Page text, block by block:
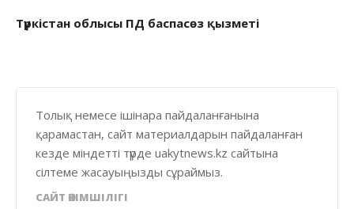
Түркістан облысы ПД баспасөз қызметі
Толық немесе ішінара пайдаланғанына
қарамастан, сайт материалдарын пайдаланған
кезде міндетті түрде uakytnews.kz сайтына
сілтеме жасауыңызды сұраймыз.
САЙТ ӘКІМШІЛІГІ